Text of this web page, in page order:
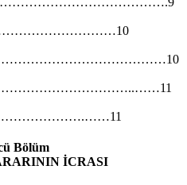
Bölüm
İCRASI